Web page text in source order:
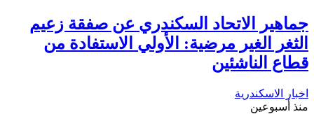
جماهير الاتحاد السكندري عن صفقة زعيم
الثغر الغير مرضية: الأولي الاستفادة من
قطاع الناشئين
اخبار الاسكندرية
منذ أسبوعين